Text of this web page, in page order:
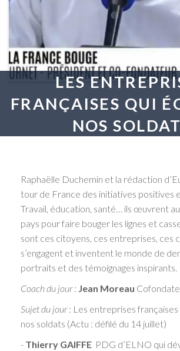
LES
FRANÇAISES QUI
NOS
Raphaëlle Duchemin et la rédaction
tour de France des initiatives positives
Travail, éducation, santé… ils œuvrent
pays pour faire bouger les lignes et
sont ces citoyens, ces entreprises, ces
s’engagent et inventent le monde de
portraits et des témoignages inspirants.
Coach du jour: Jean Moreau
Sujet du jour: Les entreprises
nos soldats (Actu : défilé du 14 juillet)
- Thierry GAIFFE PDG d’ELNO qui